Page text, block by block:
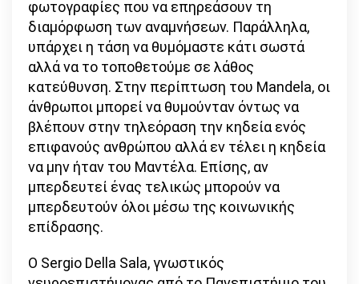
φωτογραφίες που να επηρεάσουν τη
διαμόρφωση των αναμνήσεων. Παράλληλα,
υπάρχει η τάση να θυμόμαστε κάτι σωστά
αλλά να το τοποθετούμε σε λάθος
κατεύθυνση. Στην περίπτωση του Mandela, οι
άνθρωποι μπορεί να θυμούνταν όντως να
βλέπουν στην τηλεόραση την κηδεία ενός
επιφανούς ανθρώπου αλλά εν τέλει η κηδεία
να μην ήταν του Μαντέλα. Επίσης, αν
μπερδευτεί ένας τελικώς μπορούν να
μπερδευτούν όλοι μέσω της κοινωνικής
επίδρασης.
Ο Sergio Della Sala, γνωστικός